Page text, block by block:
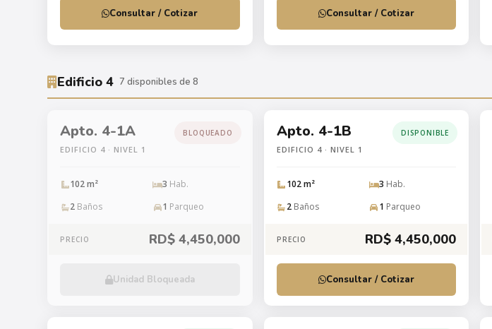
Consultar / Cotizar Consultar / Cotizar
Edificio 4 7 disponibles de 8
Apto. 4-1A
EDIFICIO 4 · NIVEL 1
BLOQUEADO
102 m² 3 Hab.
2 Baños 1 Parqueo
PRECIO RD$ 4,450,000
Unidad Bloqueada
Apto. 4-1B
EDIFICIO 4 · NIVEL 1
DISPONIBLE
102 m² 3 Hab.
2Baños 1 Parqueo
PRECIO RD$ 4,450,000
Consultar / Cotizar